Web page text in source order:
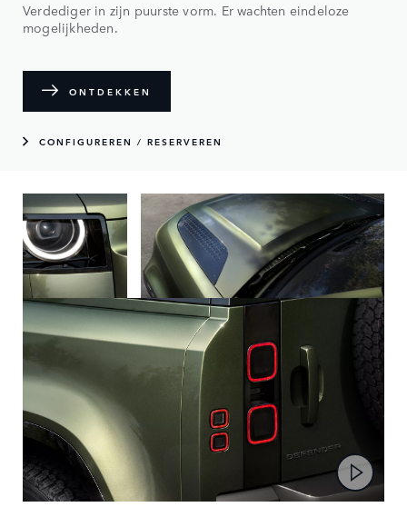
Verdediger in zijn puurste vorm. Er wachten eindeloze
mogelijkheden.
ONTDEKKEN
CONFIGUREREN / RESERVEREN